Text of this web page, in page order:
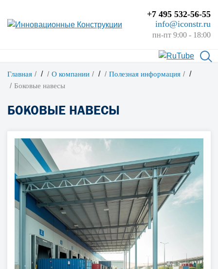
+7 495 532-56-55
info@iconstr.ru
пн-пт 9:00 - 18:00
Главная / О компании / Полезная информация /
Боковые навесы
БОКОВЫЕ НАВЕСЫ